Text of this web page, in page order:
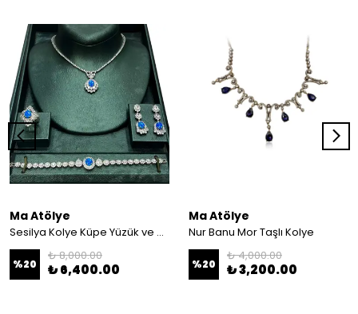
Ma Atölye
Sesilya Kolye Küpe Yüzük ve Bilezik İncili Zirkon Set
%20
₺ 8,000.00
₺ 6,400.00
Ma Atölye
Nur Banu Mor Taşlı Kolye
%20
₺ 4,000.00
₺ 3,200.00